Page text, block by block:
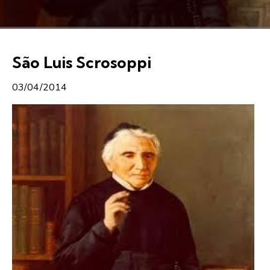
São Luis Scrosoppi
03/04/2014